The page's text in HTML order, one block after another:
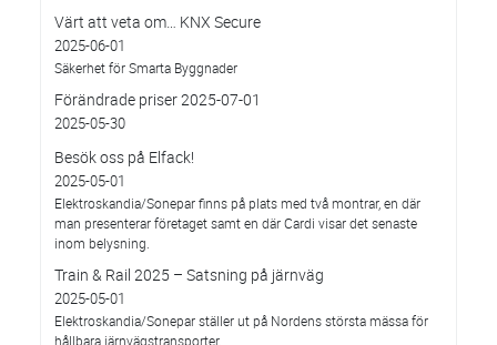
Värt att veta om… KNX Secure
2025-06-01
Säkerhet för Smarta Byggnader
Förändrade priser 2025-07-01
2025-05-30
Besök oss på Elfack!
2025-05-01
Elektroskandia/Sonepar finns på plats med två montrar, en där
man presenterar företaget samt en där Cardi visar det senaste
inom belysning.
Train & Rail 2025 – Satsning på järnväg
2025-05-01
Elektroskandia/Sonepar ställer ut på Nordens största mässa för
hållbara järnvägstransporter.